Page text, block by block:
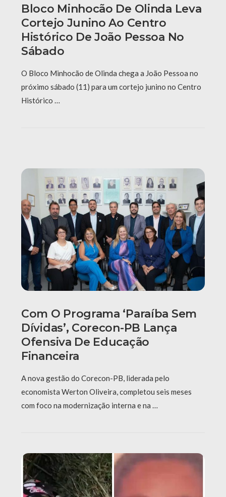
Bloco Minhocão De Olinda Leva
Cortejo Junino Ao Centro
Histórico De João Pessoa No
Sábado
O Bloco Minhocão de Olinda chega a João Pessoa no
próximo sábado (11) para um cortejo junino no Centro
Histórico …
Com O Programa ‘Paraíba Sem
Dívidas’, Corecon-PB Lança
Ofensiva De Educação
Financeira
A nova gestão do Corecon-PB, liderada pelo
economista Werton Oliveira, completou seis meses
com foco na modernização interna e na …